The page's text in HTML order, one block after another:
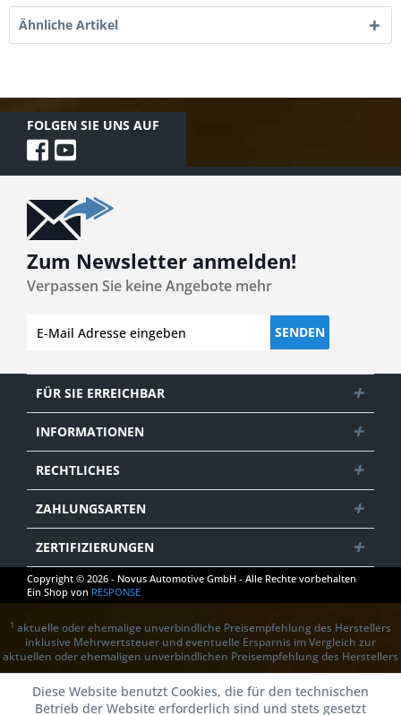
Ähnliche Artikel
FOLGEN SIE UNS AUF
Zum Newsletter anmelden!
Verpassen Sie keine Angebote mehr
SENDEN
FÜR SIE ERREICHBAR
INFORMATIONEN
RECHTLICHES
ZAHLUNGSARTEN
ZERTIFIZIERUNGEN
Copyright © 2026 - Novus Automotive GmbH - Alle Rechte vorbehalten
Ein Shop von RESPONSE
1 aktuelle oder ehemalige unverbindliche Preisempfehlung des Herstellers
inklusive Mehrwertsteuer und eventuelle Ersparnis im Vergleich zur
aktuellen oder ehemaligen unverbindlichen Preisempfehlung des Herstellers
Diese Website benutzt Cookies, die für den technischen
Betrieb der Website erforderlich sind und stets gesetzt